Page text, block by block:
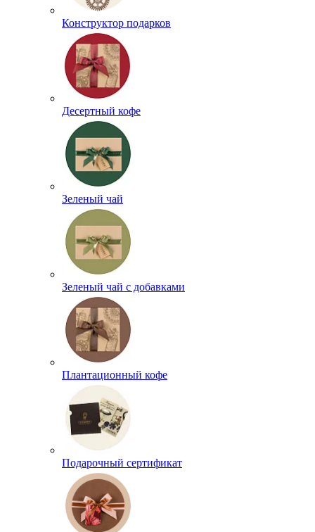
Конструктор подарков
Десертный кофе
Зеленый чай
Зеленый чай с добавками
Плантационный кофе
Подарочный сертификат